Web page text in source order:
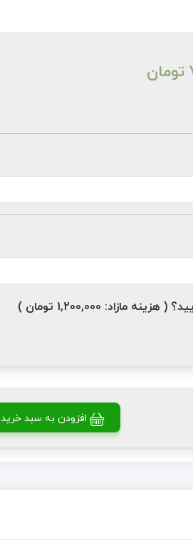
1,200,000 تومان )
افزودن به سبد خرید